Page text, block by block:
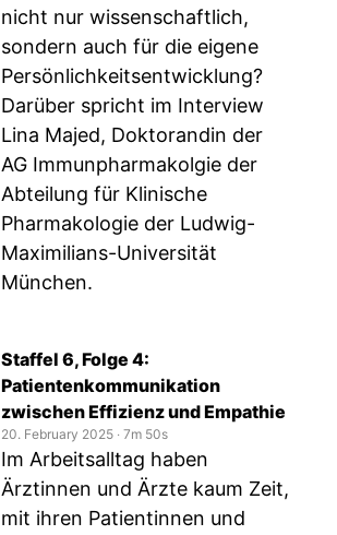
nicht nur wissenschaftlich,
sondern auch für die eigene
Persönlichkeitsentwicklung?
Darüber spricht im Interview
Lina Majed, Doktorandin der
AG Immunpharmakolgie der
Abteilung für Klinische
Pharmakologie der Ludwig-
Maximilians-Universität
München.
Staffel 6, Folge 4:
Patientenkommunikation
zwischen Effizienz und Empathie
20. February 2025 ‧ 7m 50s
Im Arbeitsalltag haben
Ärztinnen und Ärzte kaum Zeit,
mit ihren Patientinnen und